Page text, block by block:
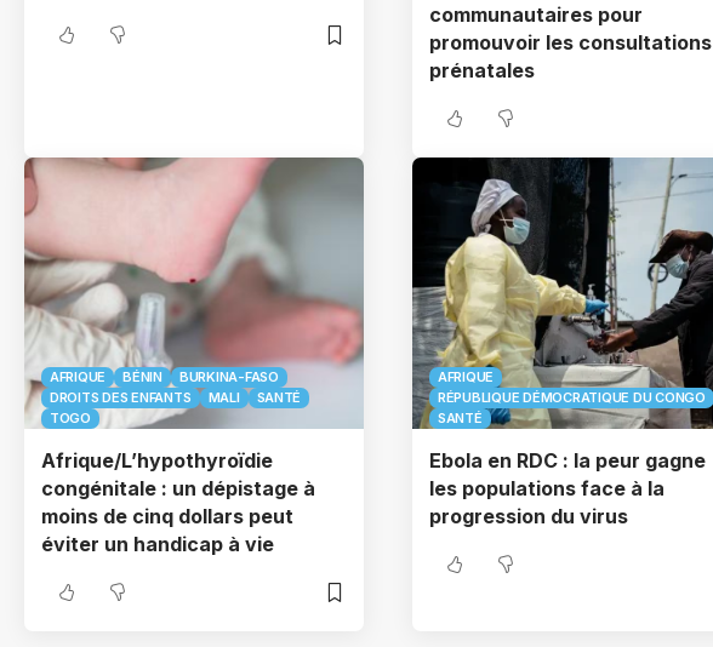
communautaires pour
promouvoir les consultations
prénatales
AFRIQUE BÉNIN
BURKINA-FASO
DROITS DES ENFANTS
MALI
SANTÉ
TOGO
Afrique/L’hypothyroïdie
congénitale : un dépistage à
moins de cinq dollars peut
éviter un handicap à vie
AFRIQUE
RÉPUBLIQUE DÉMOCRATIQUE DU CONGO
SANTÉ
Ebola en RDC : la peur gagne
les populations face à la
progression du virus